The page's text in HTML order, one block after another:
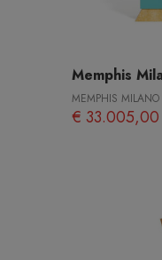
Memphis
MEMPHIS MILANO
€